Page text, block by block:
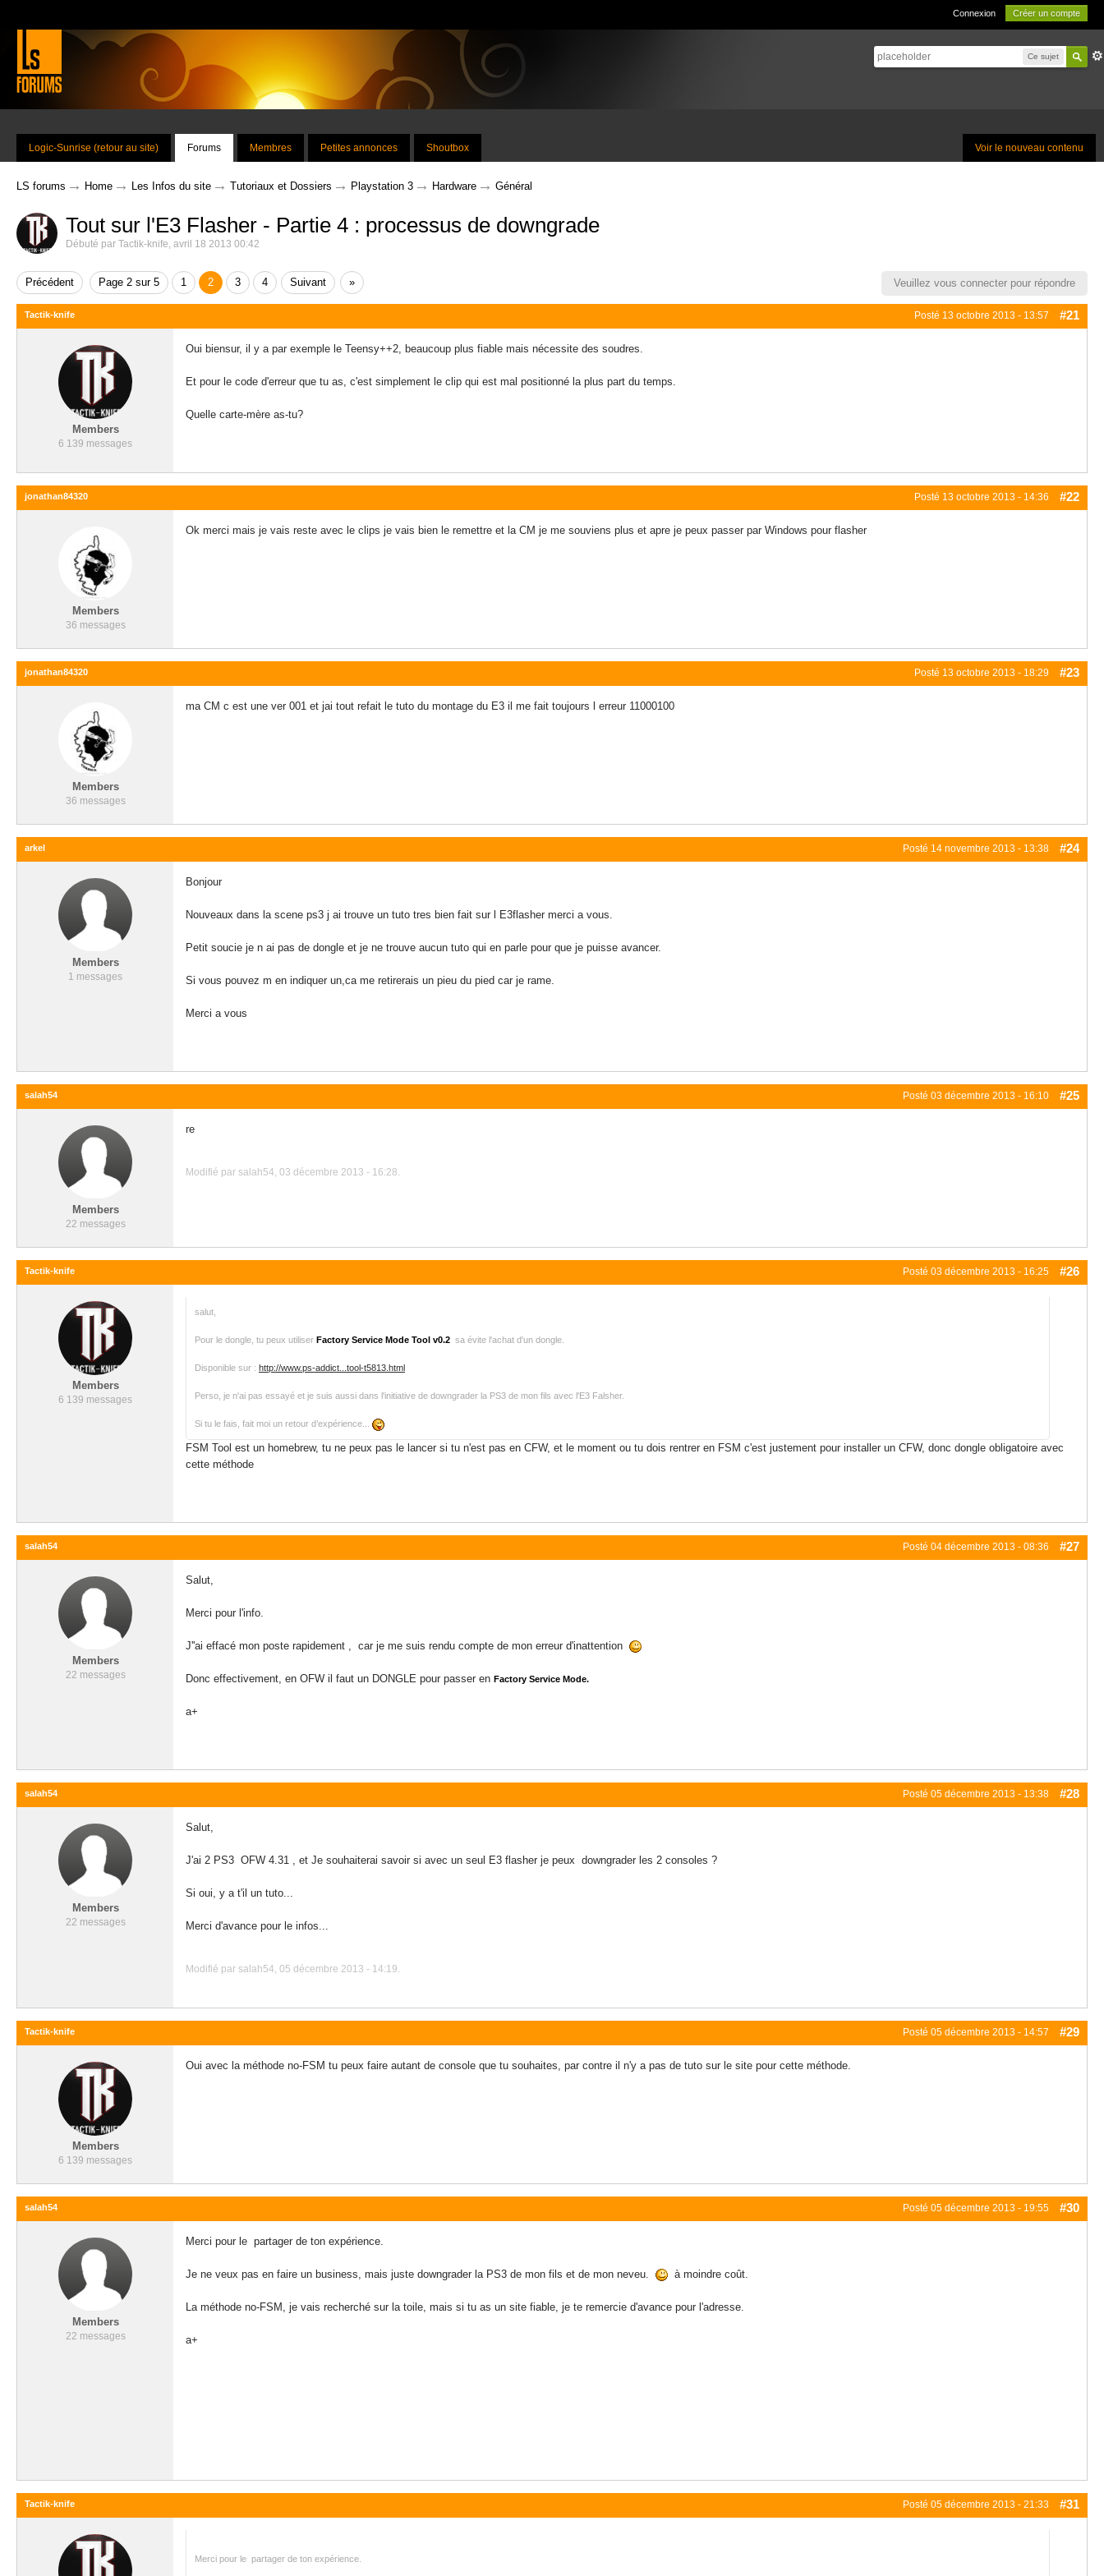
Connexion Créer un compte
Ce sujet
Voir le nouveau contenu
Logic-Sunrise (retour au site) Forums Membres Petites annonces Shoutbox
LS forums → Home → Les Infos du site → Tutoriaux et Dossiers → Playstation 3 → Hardware → Général
Tout sur l'E3 Flasher - Partie 4 : processus de downgrade
Débuté par Tactik-knife, avril 18 2013 00:42
Précédent Page 2 sur 5 1 2 3 4 Suivant » Veuillez vous connecter pour répondre
Posté 13 octobre 2013 - 13:57 #21
Tactik-knife
Members
6 139 messages
Oui biensur, il y a par exemple le Teensy++2, beaucoup plus fiable mais nécessite des soudres.
Et pour le code d'erreur que tu as, c'est simplement le clip qui est mal positionné la plus part du temps.
Quelle carte-mère as-tu?
Posté 13 octobre 2013 - 14:36 #22
jonathan84320
Members
36 messages
Ok merci mais je vais reste avec le clips je vais bien le remettre et la CM je me souviens plus et apre je peux passer par Windows pour flasher
Posté 13 octobre 2013 - 18:29 #23
jonathan84320
Members
36 messages
ma CM c est une ver 001 et jai tout refait le tuto du montage du E3 il me fait toujours l erreur 11000100
Posté 14 novembre 2013 - 13:38 #24
arkel
Members
1 messages
Bonjour
Nouveaux dans la scene ps3 j ai trouve un tuto tres bien fait sur l E3flasher merci a vous.
Petit soucie je n ai pas de dongle et je ne trouve aucun tuto qui en parle pour que je puisse avancer.
Si vous pouvez m en indiquer un,ca me retirerais un pieu du pied car je rame.
Merci a vous
Posté 03 décembre 2013 - 16:10 #25
salah54
Members
22 messages
re
Modifié par salah54, 03 décembre 2013 - 16:28.
Posté 03 décembre 2013 - 16:25 #26
Tactik-knife
Members
6 139 messages
salut,
Pour le dongle, tu peux utiliser Factory Service Mode Tool v0.2 sa évite l'achat d'un dongle.
Disponible sur : http://www.ps-addict...tool-t5813.html
Perso, je n'ai pas essayé et je suis aussi dans l'initiative de downgrader la PS3 de mon fils avec l'E3 Falsher.
Si tu le fais, fait moi un retour d’expérience...
FSM Tool est un homebrew, tu ne peux pas le lancer si tu n'est pas en CFW, et le moment ou tu dois rentrer en FSM c'est justement pour installer un CFW, donc dongle obligatoire avec
cette méthode
Posté 04 décembre 2013 - 08:36 #27
salah54
Members
22 messages
Salut,
Merci pour l'info.
J''ai effacé mon poste rapidement , car je me suis rendu compte de mon erreur d'inattention
Donc effectivement, en OFW il faut un DONGLE pour passer en Factory Service Mode.
a+
Posté 05 décembre 2013 - 13:38 #28
salah54
Members
22 messages
Salut,
J'ai 2 PS3 OFW 4.31 , et Je souhaiterai savoir si avec un seul E3 flasher je peux downgrader les 2 consoles ?
Si oui, y a t'il un tuto...
Merci d'avance pour le infos...
Modifié par salah54, 05 décembre 2013 - 14:19.
Posté 05 décembre 2013 - 14:57 #29
Tactik-knife
Members
6 139 messages
Oui avec la méthode no-FSM tu peux faire autant de console que tu souhaites, par contre il n'y a pas de tuto sur le site pour cette méthode.
Posté 05 décembre 2013 - 19:55 #30
salah54
Members
22 messages
Merci pour le partager de ton expérience.
Je ne veux pas en faire un business, mais juste downgrader la PS3 de mon fils et de mon neveu. à moindre coût.
La méthode no-FSM, je vais recherché sur la toile, mais si tu as un site fiable, je te remercie d'avance pour l'adresse.
a+
Posté 05 décembre 2013 - 21:33 #31
Tactik-knife
Merci pour le partager de ton expérience.